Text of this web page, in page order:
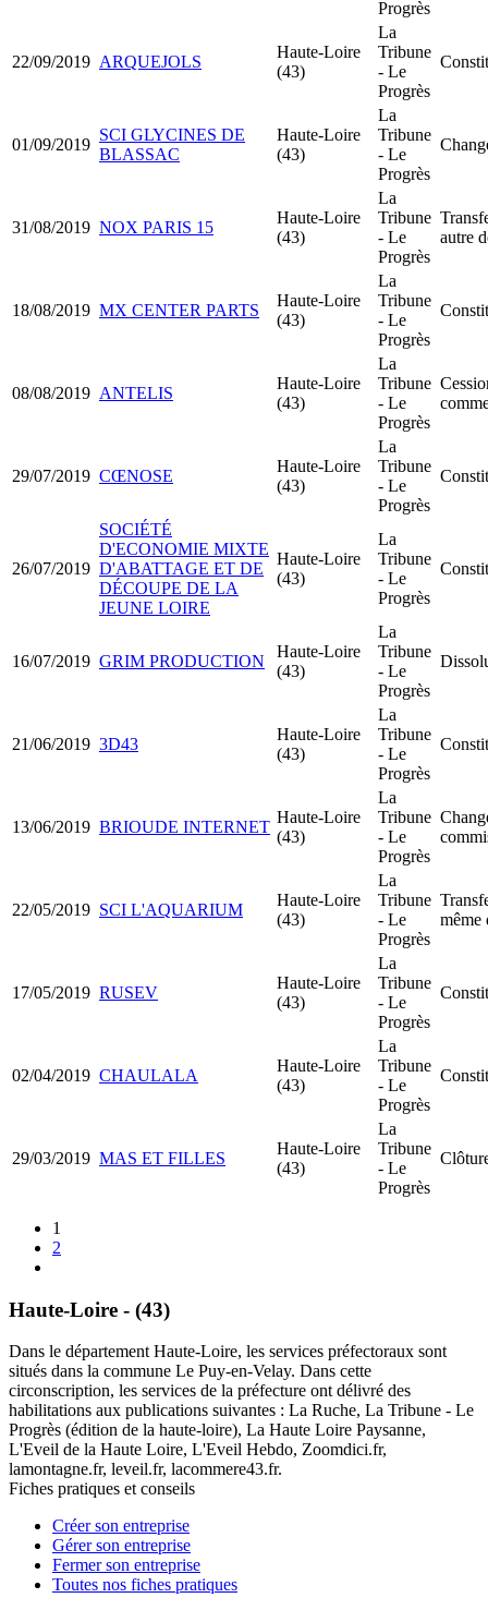
Progrès
22/09/2019 ARQUEJOLS
Haute-Loire
(43)
La
Tribune
- Le
Progrès
01/09/2019
SCI GLYCINES DE
BLASSAC
Haute-Loire
(43)
La
Tribune
- Le
Progrès
31/08/2019 NOX PARIS 15
Haute-Loire
(43)
La
Tribune
- Le
Progrès
autre
18/08/2019 MX CENTER PARTS
Haute-Loire
(43)
La
Tribune
- Le
Progrès
08/08/2019 ANTELIS
Haute-Loire
(43)
La
Tribune
- Le
Progrès
29/07/2019 CŒNOSE
Haute-Loire
(43)
La
Tribune
- Le
Progrès
26/07/2019
SOCIÉTÉ
D'ECONOMIE MIXTE
D'ABATTAGE ET DE
DÉCOUPE DE LA
JEUNE LOIRE
Haute-Loire
(43)
La
Tribune
- Le
Progrès
16/07/2019 GRIM PRODUCTION
Haute-Loire
(43)
La
Tribune
- Le
Progrès
21/06/2019 3D43
Haute-Loire
(43)
La
Tribune
- Le
Progrès
13/06/2019 BRIOUDE INTERNET
Haute-Loire
(43)
La
Tribune
- Le
Progrès
22/05/2019 SCI L'AQUARIUM
Haute-Loire
(43)
La
Tribune
- Le
Progrès
même
17/05/2019 RUSEV
Haute-Loire
(43)
La
Tribune
- Le
Progrès
02/04/2019 CHAULALA
Haute-Loire
(43)
La
Tribune
- Le
Progrès
29/03/2019 MAS ET FILLES
Haute-Loire
(43)
La
Tribune
- Le
Progrès
1
2
Haute-Loire - (43)
Dans le département Haute-Loire, les services préfectoraux sont
situés dans la commune Le Puy-en-Velay. Dans cette
circonscription, les services de la préfecture ont délivré des
habilitations aux publications suivantes : La Ruche, La Tribune - Le
Progrès (édition de la haute-loire), La Haute Loire Paysanne,
L'Eveil de la Haute Loire, L'Eveil Hebdo, Zoomdici.fr,
lamontagne.fr, leveil.fr, lacommere43.fr.
Fiches pratiques et conseils
Créer son entreprise
Gérer son entreprise
Fermer son entreprise
Toutes nos fiches pratiques